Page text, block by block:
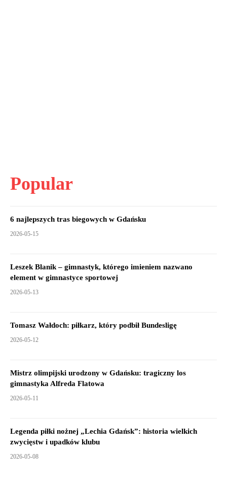
Popular
6 najlepszych tras biegowych w Gdańsku
2026-05-15
Leszek Blanik – gimnastyk, którego imieniem nazwano
element w gimnastyce sportowej
2026-05-13
Tomasz Wałdoch: piłkarz, który podbił Bundesligę
2026-05-12
Mistrz olimpijski urodzony w Gdańsku: tragiczny los
gimnastyka Alfreda Flatowa
2026-05-11
Legenda piłki nożnej „Lechia Gdańsk”: historia wielkich
zwycięstw i upadków klubu
2026-05-08